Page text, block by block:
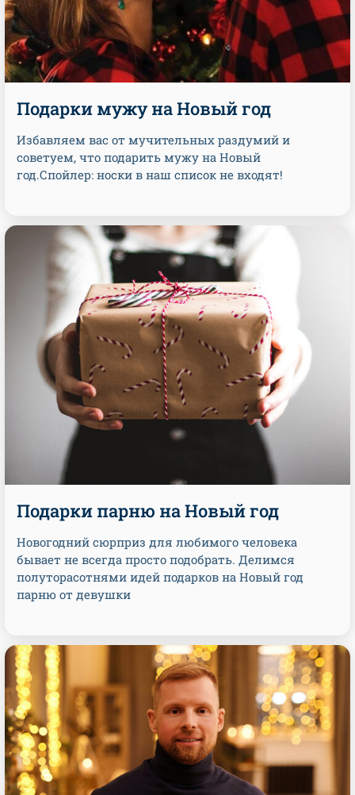
Подарки мужу на Новый год
Избавляем вас от мучительных раздумий и
советуем, что подарить мужу на Новый
год.Спойлер: носки в наш список не входят!
Подарки парню на Новый год
Новогодний сюрприз для любимого человека
бывает не всегда просто подобрать. Делимся
полуторасотнями идей подарков на Новый год
парню от девушки